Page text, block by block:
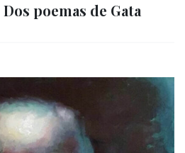
poemas de Gata